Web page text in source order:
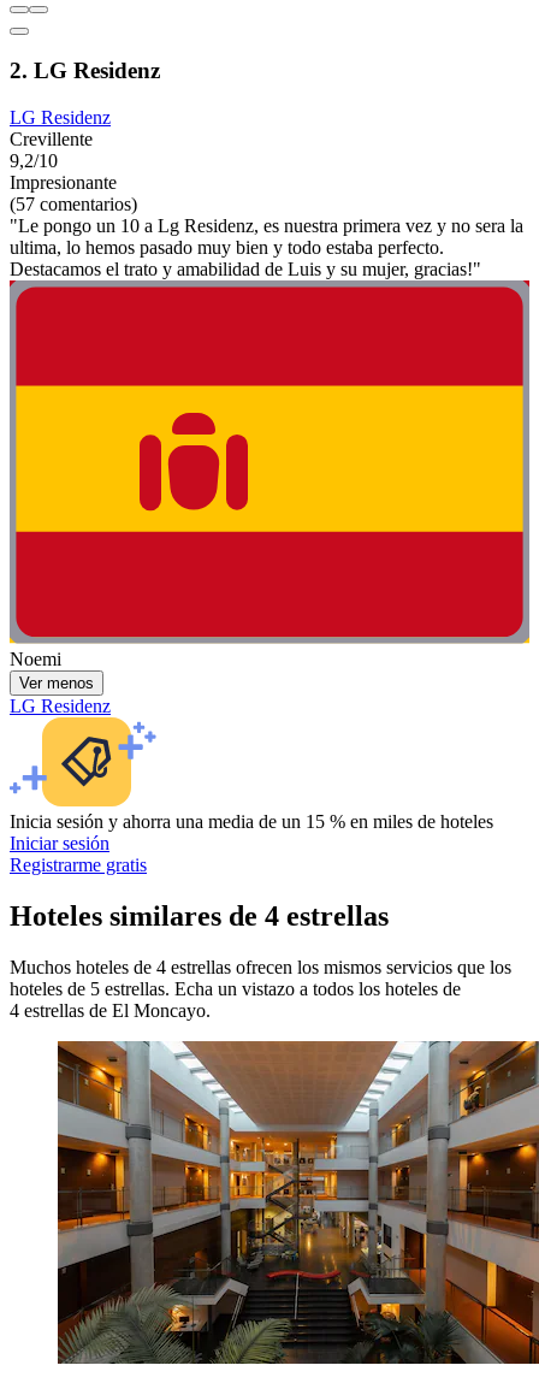
2. LG Residenz
LG Residenz
Crevillente
9,2/10
Impresionante
(57 comentarios)
"Le pongo un 10 a Lg Residenz, es nuestra primera vez y no sera la
ultima, lo hemos pasado muy bien y todo estaba perfecto.
Destacamos el trato y amabilidad de Luis y su mujer, gracias!"
Noemi
Ver menos
LG Residenz
Inicia sesión y ahorra una media de un 15 % en miles de hoteles
Iniciar sesión
Registrarme gratis
Hoteles similares de 4 estrellas
Muchos hoteles de 4 estrellas ofrecen los mismos servicios que los
hoteles de 5 estrellas. Echa un vistazo a todos los hoteles de
4 estrellas de El Moncayo.